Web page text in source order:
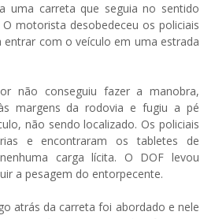
uma carreta que seguia no sentido
motorista desobedeceu os policiais
com o veículo em uma estrada
não conseguiu fazer a manobra,
margens da rodovia e fugiu a pé
não sendo localizado. Os policiais
e encontraram os tabletes de
carga lícita. O DOF levou
a pesagem do entorpecente.
atrás da carreta foi abordado e nele